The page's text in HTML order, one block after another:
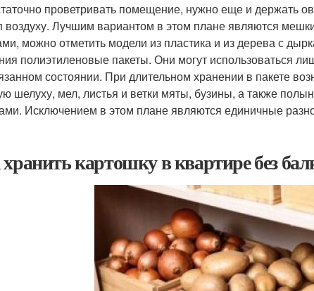
проветривать помещение, нужно еще и держать
воздуху. Лучшим вариантом в этом плане являются
можно отметить модели из пластика и из дерева с
полиэтиленовые пакеты. Они могут использоваться
состоянии. При длительном хранении в пакете
шелуху, мел, листья и ветки мяты, бузины, а также
Исключением в этом плане являются единичные
картошку в квартире без